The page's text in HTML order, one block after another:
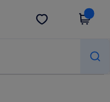
Stáhnout app